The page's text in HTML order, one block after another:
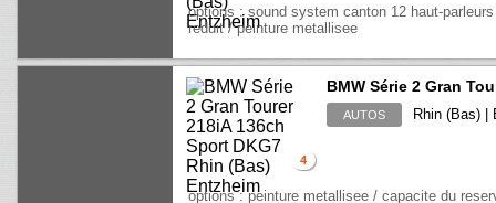
options : sound system canton 12 haut-
reduit / peinture metallisee
4
BMW Série 2 Gran
AUTOS Rhin (Bas) |
options : peinture metallisee / capacite du